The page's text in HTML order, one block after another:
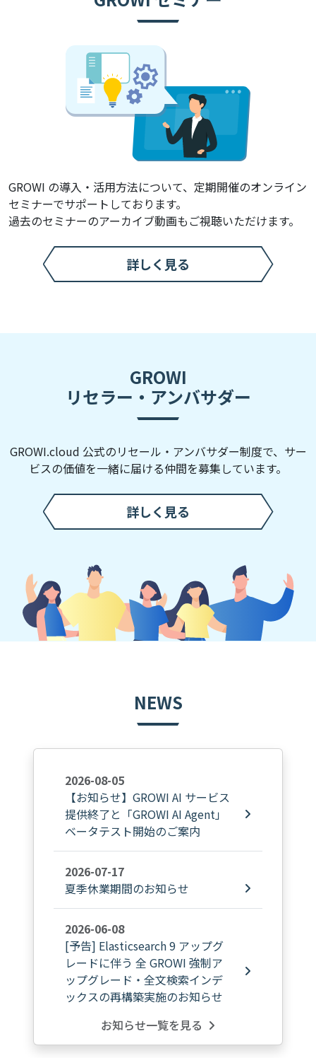
GROWI の導入・活用方法について、 定期開催のオンライン
セミナーでサポートしております。
過去のセミナーのアーカイブ動画もご視聴いただけます。
詳しく見る
GROWI
リセラー・アンバサダー
GROWI.cloud 公式のリセール・アンバサダー制度で、 サー
ビスの価値を一緒に届ける仲間を募集しています。
詳しく見る
NEWS
2026-08-05
【お知らせ】GROWI AI サービス
提供終了と「GROWI AI Agent」
ベータテスト開始のご案内
2026-07-17
夏季休業期間のお知らせ
2026-06-08
[予告] Elasticsearch 9 アップグ
レードに伴う 全 GROWI 強制ア
ップグレード・全文検索インデ
ックスの再構築実施のお知らせ
お知らせ一覧を見る